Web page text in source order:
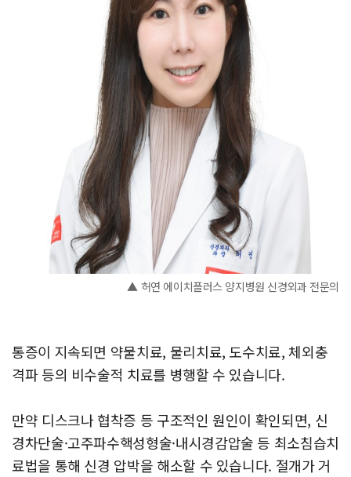
▲ 허연 에이치플러스 양지병원 신경외과 전문의
통증이 지속되면 약물치료, 물리치료, 도수치료, 체외충
격파 등의 비수술적 치료를 병행할 수 있습니다.
만약 디스크나 협착증 등 구조적인 원인이 확인되면, 신
경차단술·고주파수핵성형술·내시경감압술 등 최소침습치
료법을 통해 신경 압박을 해소할 수 있습니다. 절개가 거